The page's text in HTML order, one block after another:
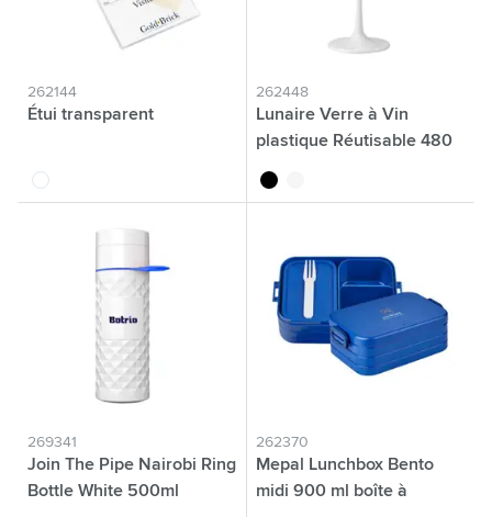
262144
Étui transparent
translucide
262448
Lunaire Verre à Vin
plastique Réutisable 480
noir
269341
Join The Pipe Nairobi Ring
Bottle White 500ml
262370
Mepal Lunchbox Bento
midi 900 ml boîte à